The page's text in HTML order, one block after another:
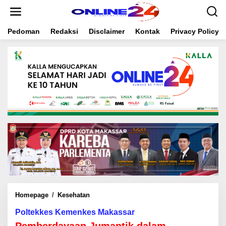
t
Pedoman Redaksi Disclaimer Kontak Privacy Policy
Homepage / Kesehatan
m
b
Poltekkes Kemenkes Makassar